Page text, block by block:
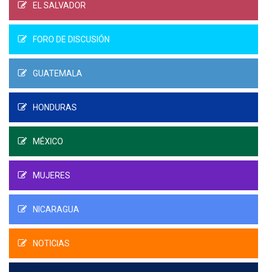
EL SALVADOR
FORO DE DISCUSIÓN
GUATEMALA
HONDURAS
MÉXICO
MUJERES
NICARAGUA
NOTICIAS